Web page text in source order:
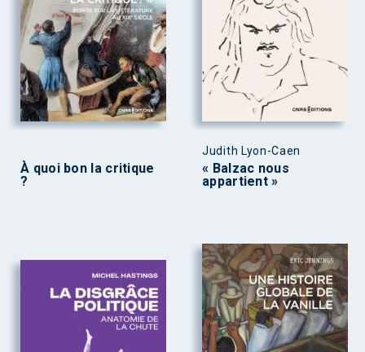
À quoi bon la critique
?
Judith Lyon-Caen
« Balzac nous
appartient »